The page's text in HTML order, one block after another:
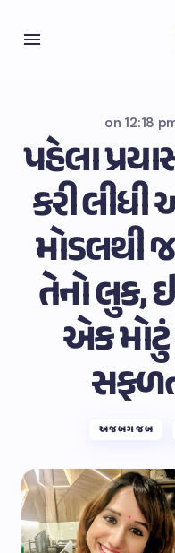
on 12:18
પહેલા
કરી
મોડલથી
તેનો લુક,
એક
અજબગજબ